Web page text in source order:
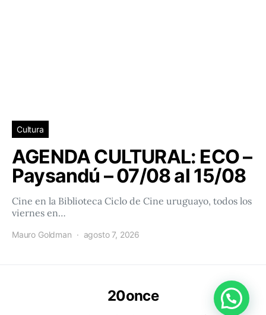
Cultura
AGENDA CULTURAL: ECO –
Paysandú – 07/08 al 15/08
Cine en la Biblioteca Ciclo de Cine uruguayo, todos los
viernes en…
Mauro Goldman agosto 7, 2026
20once